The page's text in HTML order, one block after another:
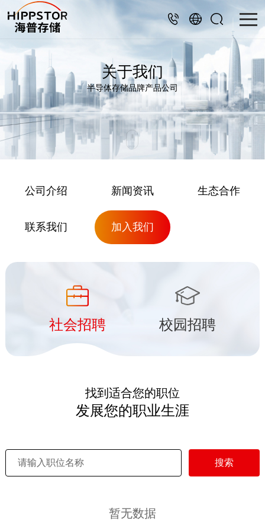
关于我们
半导体存储品牌产品公司
公司介绍 新闻资讯 生态合作
联系我们 加入我们
社会招聘 校园招聘
找到适合您的职位
发展您的职业生涯
搜索
暂无数据